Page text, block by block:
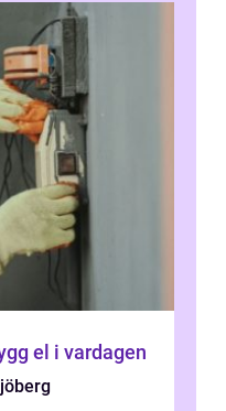
skellefteå trygg el i vardagen